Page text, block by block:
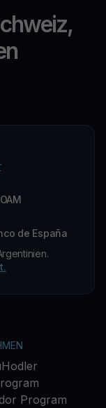
de España
Program